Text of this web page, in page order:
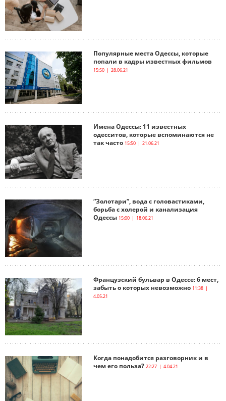
Популярные места Одессы, которые
попали в кадры известных фильмов
15:50 | 28.06.21
Имена Одессы: 11 известных
одесситов, которые вспоминаются не
так часто 15:50 | 21.06.21
“Золотари”, вода с головастиками,
борьба с холерой и канализация
Одессы 15:00 | 18.06.21
Французский бульвар в Одессе: 6 мест,
забыть о которых невозможно 11:38 |
4.05.21
Когда понадобится разговорник и в
чем его польза? 22:27 | 4.04.21